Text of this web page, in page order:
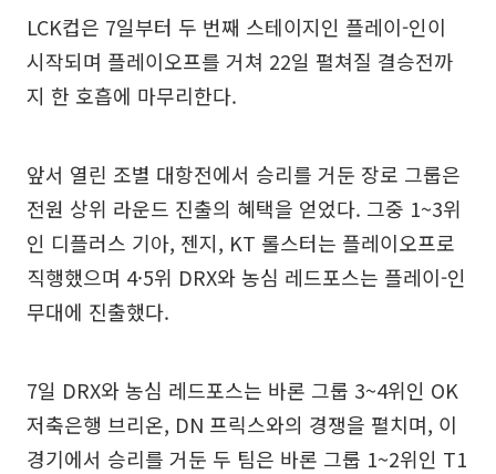
LCK컵은 7일부터 두 번째 스테이지인 플레이-인이
시작되며 플레이오프를 거쳐 22일 펼쳐질 결승전까
지 한 호흡에 마무리한다.
앞서 열린 조별 대항전에서 승리를 거둔 장로 그룹은
전원 상위 라운드 진출의 혜택을 얻었다. 그중 1~3위
인 디플러스 기아, 젠지, KT 롤스터는 플레이오프로
직행했으며 4·5위 DRX와 농심 레드포스는 플레이-인
무대에 진출했다.
7일 DRX와 농심 레드포스는 바론 그룹 3~4위인 OK
저축은행 브리온, DN 프릭스와의 경쟁을 펼치며, 이
경기에서 승리를 거둔 두 팀은 바론 그룹 1~2위인 T1